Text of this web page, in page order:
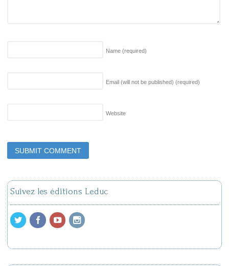
Name (required)
Email (will not be published) (required)
Website
Suivez les éditions Leduc